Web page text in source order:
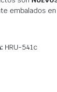
embalados en
HRU-541c